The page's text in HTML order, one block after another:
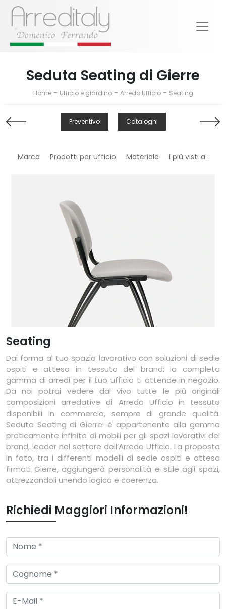
Seduta Seating di Gierre
Home- Ufficio e giardino- Arredo Ufficio - Seating
Preventivo Cataloghi
Marca Prodotti per ufficio Materiale I più visti a :
Seating
Dai forma al tuo spazio lavorativo con soluzioni di sedie
ospiti e attesa in tessuto del brand: la completa
gamma di arredi per il tuo ufficio ti attende in negozio.
Da noi potrai vedere dal vivo tutte le più originali
composizioni arredative di Arredo Ufficio in tessuto
disponibili in commercio, sempre di grande qualità.
Seduta Seating di Gierre: è appartenente alla gamma
praticamente infinita di mobili per gli spazi lavorativi del
brand, leader nel settore dell’Arredo Ufficio. La proposta
in foto, tra i differenti modelli di sedie ospiti e attesa
firmati Gierre, aggiungerà personalità e stile agli spazi,
attrezzandoli unendo logica e coerenza.
Richiedi Maggiori Informazioni!